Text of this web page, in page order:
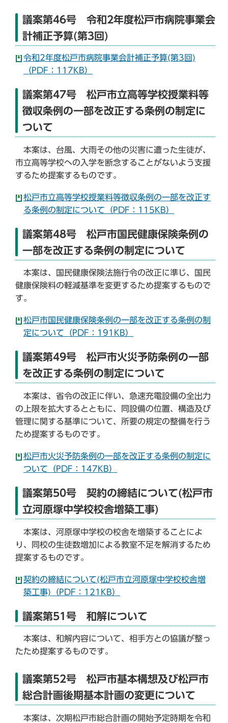
議案第46号 令和2年度松戸市病院事業会
計補正予算(第3回)
令和2年度松戸市病院事業会計補正予算(第3回)
（PDF：117KB）
議案第47号 松戸市立高等学校授業料等
徴収条例の一部を改正する条例の制定に
ついて
本案は、台風、大雨その他の災害に遭った生徒が、
市立高等学校への入学を断念することがないよう支援
するため提案するものです。
松戸市立高等学校授業料等徴収条例の一部を改正す
る条例の制定について（PDF：115KB）
議案第48号 松戸市国民健康保険条例の
一部を改正する条例の制定について
本案は、国民健康保険法施行令の改正に準じ、国民
健康保険料の軽減基準を変更するため提案するもので
す。
松戸市国民健康保険条例の一部を改正する条例の制
定について（PDF：191KB）
議案第49号 松戸市火災予防条例の一部
を改正する条例の制定について
本案は、省令の改正に伴い、急速充電設備の全出力
の上限を拡大するとともに、同設備の位置、構造及び
管理に関する基準について、所要の規定の整備を行う
ため提案するものです。
松戸市火災予防条例の一部を改正する条例の制定に
ついて（PDF：147KB）
議案第50号 契約の締結について(松戸市
立河原塚中学校校舎増築工事)
本案は、河原塚中学校の校舎を増築することによ
り、同校の生徒数増加による教室不足を解消するため
提案するものです。
契約の締結について(松戸市立河原塚中学校校舎増
築工事)（PDF：121KB）
議案第51号 和解について
本案は、和解内容について、相手方との協議が整っ
たため提案するものです。
議案第52号 松戸市基本構想及び松戸市
総合計画後期基本計画の変更について
本案は、次期松戸市総合計画の開始予定時期を令和